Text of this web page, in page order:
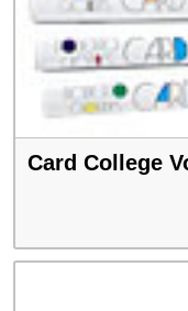
Card College